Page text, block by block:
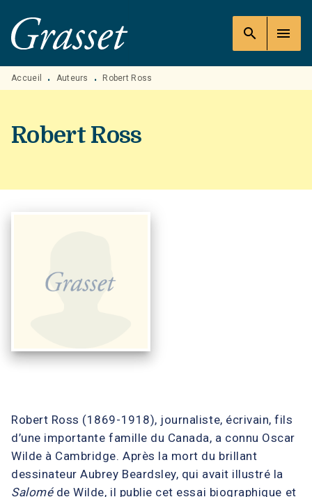
MENU RECHERCHE
PIED DE PAGE
search menu
Accueil • Auteurs • Robert Ross
Robert Ross
Robert Ross (1869-1918), journaliste, écrivain, fils
d’une importante famille du Canada, a connu Oscar
Wilde à Cambridge. Après la mort du brillant
dessinateur Aubrey Beardsley, qui avait illustré la
Saloméde Wilde, il publie cet essai biographique et